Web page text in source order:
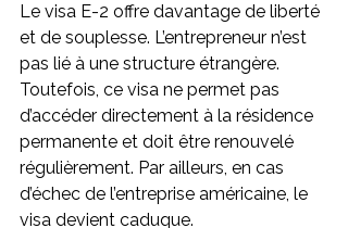
Le visa E-2 offre davantage de liberté
et de souplesse. L’entrepreneur n’est
pas lié à une structure étrangère.
Toutefois, ce visa ne permet pas
d’accéder directement à la résidence
permanente et doit être renouvelé
régulièrement. Par ailleurs, en cas
d’échec de l’entreprise américaine, le
visa devient caduque.